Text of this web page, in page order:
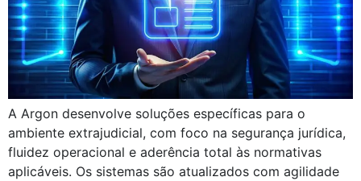
A Argon desenvolve soluções específicas para o
ambiente extrajudicial, com foco na segurança jurídica,
fluidez operacional e aderência total às normativas
aplicáveis. Os sistemas são atualizados com agilidade